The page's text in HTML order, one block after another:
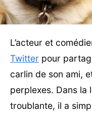
L’acteur et
Twitter pour
carlin de son ami,
perplexes. Dans la
troublante, il a